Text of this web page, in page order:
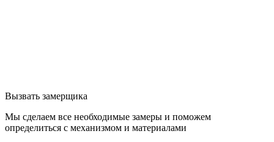
Вызвать замерщика
Мы сделаем все необходимые замеры и поможем
определиться с механизмом и материалами